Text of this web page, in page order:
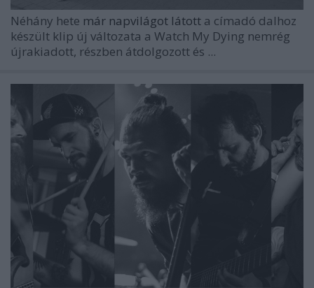
Néhány hete már napvilágot látott a címadó dalhoz
készült klip új változata a Watch My Dying nemrég
újrakiadott, részben átdolgozott és ...